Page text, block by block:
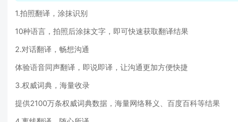
1.拍照翻译，涂抹识别
10种语言，拍照后涂抹文字，即可快速获取翻译结果
2.对话翻译，畅想沟通
体验语音同声翻译，即说即译，让沟通更加方便快捷
3.权威词典，海量收录
提供2100万条权威词典数据，海量网络释义、百度百科等结果